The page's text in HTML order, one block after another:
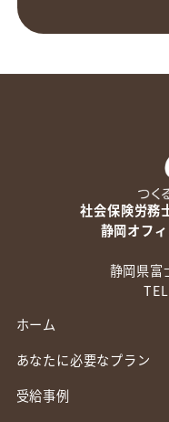
社会保険労務
静岡オフ
静岡県富
ホーム
あなたに必要なプラン
受給事例